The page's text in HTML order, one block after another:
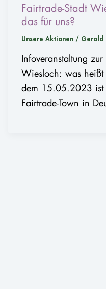
Fairtrade-Stadt
das für uns?
Unsere Aktionen/ Gerald
Infoveranstaltung zur
Wiesloch: was heißt
dem 15.05.2023
Fairtrade-Town in